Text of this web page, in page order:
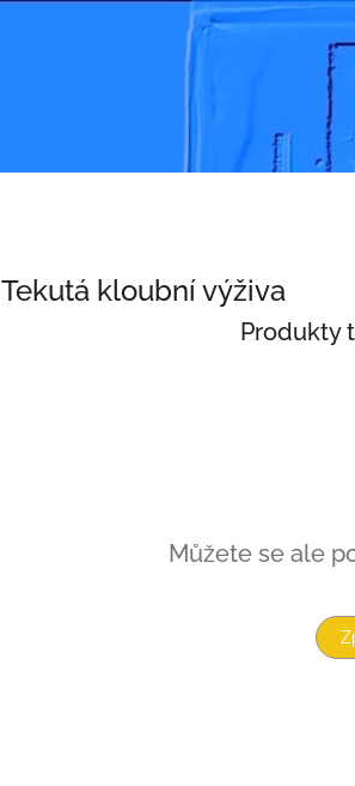
Tekutá kloubní výživa
Produkty
Můžete se ale